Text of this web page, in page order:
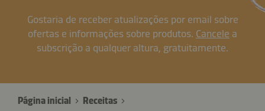
Gostaria de receber atualizações por email sobre
ofertas e informações sobre produtos. Cancele a
subscrição a qualquer altura, gratuitamente.
Página inicial
Receitas